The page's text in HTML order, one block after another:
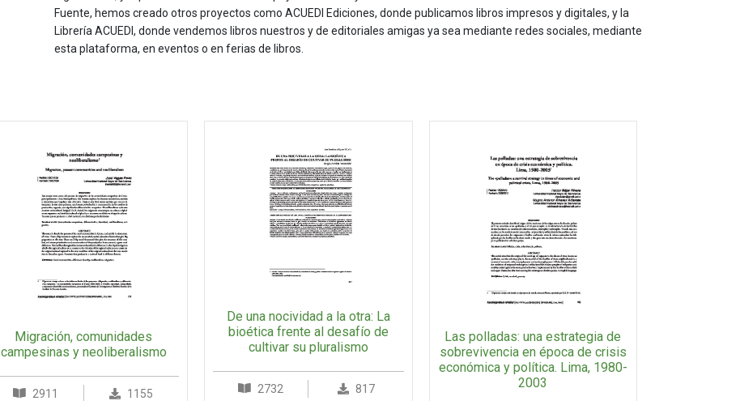
Fuente, hemos creado otros proyectos como ACUEDI Ediciones, donde publicamos libros impresos y digitales, y la
Librería ACUEDI, donde vendemos libros nuestros y de editoriales amigas ya sea mediante redes sociales, mediante
esta plataforma, en eventos o en ferias de libros.
Migración, comunidades
campesinas y neoliberalismo
2911 1155
De una nocividad a la otra: La
bioética frente al desafío de
cultivar su pluralismo
2732 817
Las polladas: una estrategia de
sobrevivencia en época de crisis
económica y política. Lima, 1980-
2003